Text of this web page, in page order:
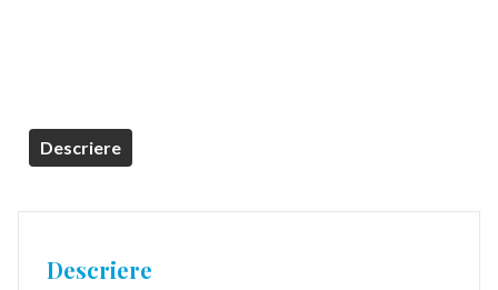
Descriere
Descriere